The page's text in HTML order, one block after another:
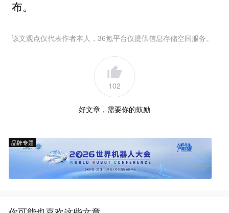
布。
该文观点仅代表作者本人，36氪平台仅提供信息存储空间服务。
102
好文章，需要你的鼓励
品牌专题